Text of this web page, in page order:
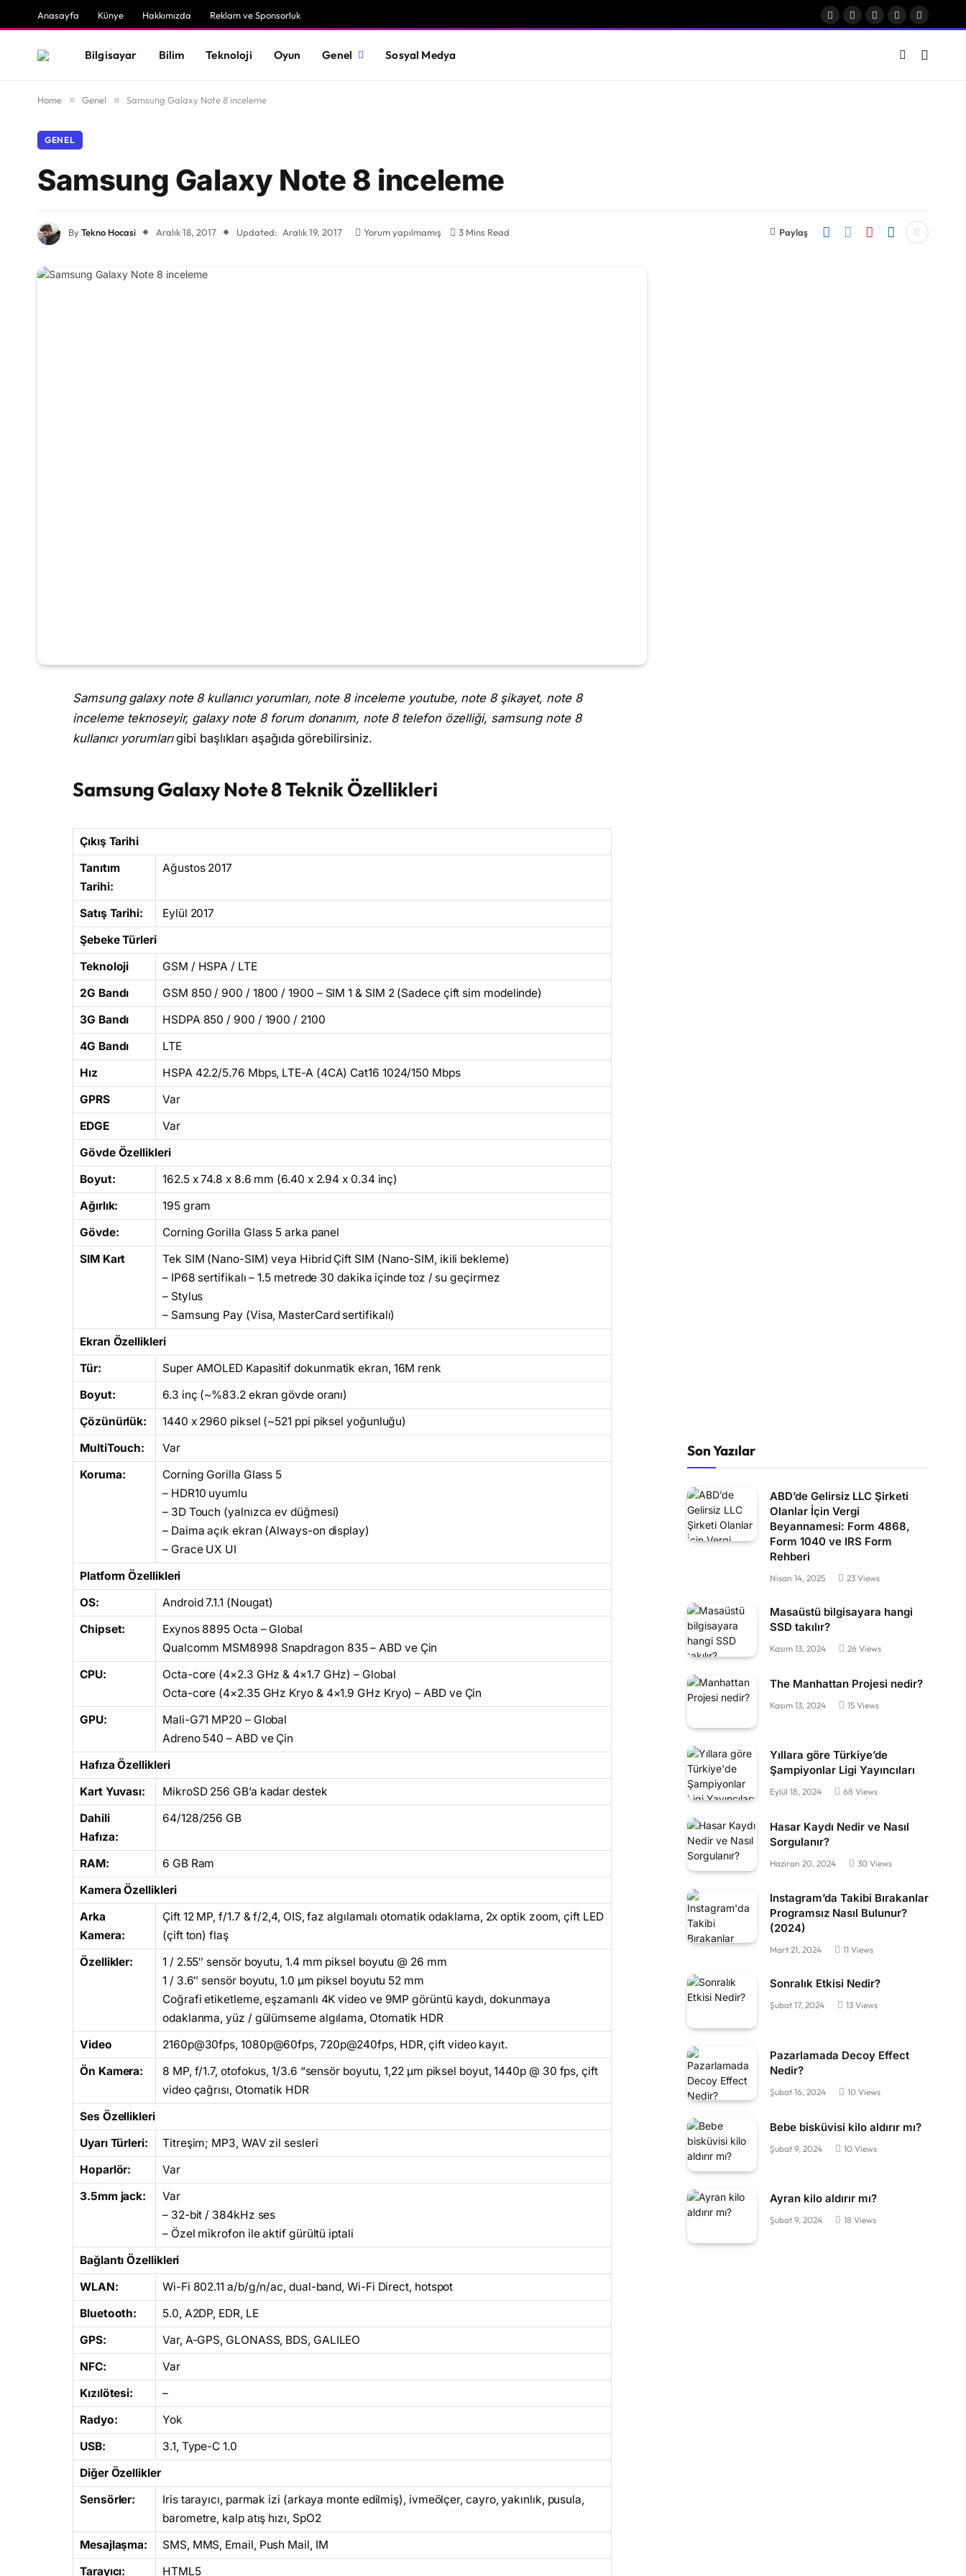
Anasayfa Künye Hakkımızda Reklam ve Sponsorluk
Facebook
X
Instagram
Pinterest
Vimeo
Bilgisayar Bilim Teknoloji Oyun Genel Sosyal Medya
Home » Genel » Samsung Galaxy Note 8 inceleme
GENEL
Samsung Galaxy Note 8 inceleme
ByTekno Hocasi Aralık 18, 2017 Updated: Aralık 19, 2017 Yorum yapılmamış 3 Mins Read Paylaş
Samsung galaxy note 8 kullanıcı yorumları, note 8 inceleme youtube, note 8 şikayet, note 8
inceleme teknoseyir, galaxy note 8 forum donanım, note 8 telefon özelliği, samsung note 8
kullanıcı yorumlarıgibi başlıkları aşağıda görebilirsiniz.
Samsung Galaxy Note 8 Teknik Özellikleri
Çıkış Tarihi
Tanıtım
Tarihi:
Ağustos 2017
Satış Tarihi:
Eylül 2017
Şebeke Türleri
Teknoloji
GSM / HSPA / LTE
2G Bandı
GSM 850 / 900 / 1800 / 1900 – SIM 1 & SIM 2 (Sadece çift sim modelinde)
3G Bandı
HSDPA 850 / 900 / 1900 / 2100
4G Bandı
LTE
Hız
HSPA 42.2/5.76 Mbps, LTE-A (4CA) Cat16 1024/150 Mbps
GPRS
Var
EDGE
Var
Gövde Özellikleri
Boyut:
162.5 x 74.8 x 8.6 mm (6.40 x 2.94 x 0.34 inç)
Ağırlık:
195 gram
Gövde:
Corning Gorilla Glass 5 arka panel
SIM Kart
Tek SIM (Nano-SIM) veya Hibrid Çift SIM (Nano-SIM, ikili bekleme)
– IP68 sertifikalı – 1.5 metrede 30 dakika içinde toz / su geçirmez
– Stylus
– Samsung Pay (Visa, MasterCard sertifikalı)
Ekran Özellikleri
Tür:
Super AMOLED Kapasitif dokunmatik ekran, 16M renk
Boyut:
6.3 inç (~%83.2 ekran gövde oranı)
Çözünürlük:
1440 x 2960 piksel (~521 ppi piksel yoğunluğu)
MultiTouch:
Var
Koruma:
Corning Gorilla Glass 5
– HDR10 uyumlu
– 3D Touch (yalnızca ev düğmesi)
– Daima açık ekran (Always-on display)
– Grace UX UI
Platform Özellikleri
OS:
Android 7.1.1 (Nougat)
Chipset:
Exynos 8895 Octa – Global
Qualcomm MSM8998 Snapdragon 835 – ABD ve Çin
CPU:
Octa-core (4×2.3 GHz & 4×1.7 GHz) – Global
Octa-core (4×2.35 GHz Kryo & 4×1.9 GHz Kryo) – ABD ve Çin
GPU:
Mali-G71 MP20 – Global
Adreno 540 – ABD ve Çin
Hafıza Özellikleri
Kart Yuvası:
MikroSD 256 GB’a kadar destek
Dahili
Hafıza:
64/128/256 GB
RAM:
6 GB Ram
Kamera Özellikleri
Arka
Kamera:
Çift 12 MP, f/1.7 & f/2,4, OIS, faz algılamalı otomatik odaklama, 2x optik zoom, çift LED
(çift ton) flaş
Özellikler:
1 / 2.55″ sensör boyutu, 1.4 mm piksel boyutu @ 26 mm
1 / 3.6″ sensör boyutu, 1.0 μm piksel boyutu 52 mm
Coğrafi etiketleme, eşzamanlı 4K video ve 9MP görüntü kaydı, dokunmaya
odaklanma, yüz / gülümseme algılama, Otomatik HDR
Video
2160p@30fps, 1080p@60fps, 720p@240fps, HDR, çift video kayıt.
Ön Kamera:
8 MP, f/1.7, otofokus, 1/3.6 “sensör boyutu, 1,22 μm piksel boyut, 1440p @ 30 fps, çift
video çağrısı, Otomatik HDR
Ses Özellikleri
Uyarı Türleri:
Titreşim; MP3, WAV zil sesleri
Hoparlör:
Var
3.5mm jack:
Var
– 32-bit / 384kHz ses
– Özel mikrofon ile aktif gürültü iptali
Bağlantı Özellikleri
WLAN:
Wi-Fi 802.11 a/b/g/n/ac, dual-band, Wi-Fi Direct, hotspot
Bluetooth:
5.0, A2DP, EDR, LE
GPS:
Var, A-GPS, GLONASS, BDS, GALILEO
NFC:
Var
Kızılötesi:
–
Radyo:
Yok
USB:
3.1, Type-C 1.0
Diğer Özellikler
Sensörler:
Iris tarayıcı, parmak izi (arkaya monte edilmiş), ivmeölçer, cayro, yakınlık, pusula,
barometre, kalp atış hızı, SpO2
Mesajlaşma:
SMS, MMS, Email, Push Mail, IM
Tarayıcı:
HTML5
Son Yazılar
ABD’de Gelirsiz LLC Şirketi
Olanlar İçin Vergi
Beyannamesi: Form 4868,
Form 1040 ve IRS Form
Rehberi
Nisan 14, 2025 23 Views
Masaüstü bilgisayara hangi
SSD takılır?
Kasım 13, 2024 26 Views
The Manhattan Projesi nedir?
Kasım 13, 2024 15 Views
Yıllara göre Türkiye’de
Şampiyonlar Ligi Yayıncıları
Eylül 18, 2024 68 Views
Hasar Kaydı Nedir ve Nasıl
Sorgulanır?
Haziran 20, 2024 30 Views
Instagram’da Takibi Bırakanlar
Programsız Nasıl Bulunur?
(2024)
Mart 21, 2024 11 Views
Sonralık Etkisi Nedir?
Şubat 17, 2024 13 Views
Pazarlamada Decoy Effect
Nedir?
Şubat 16, 2024 10 Views
Bebe bisküvisi kilo aldırır mı?
Şubat 9, 2024 10 Views
Ayran kilo aldırır mı?
Şubat 9, 2024 18 Views